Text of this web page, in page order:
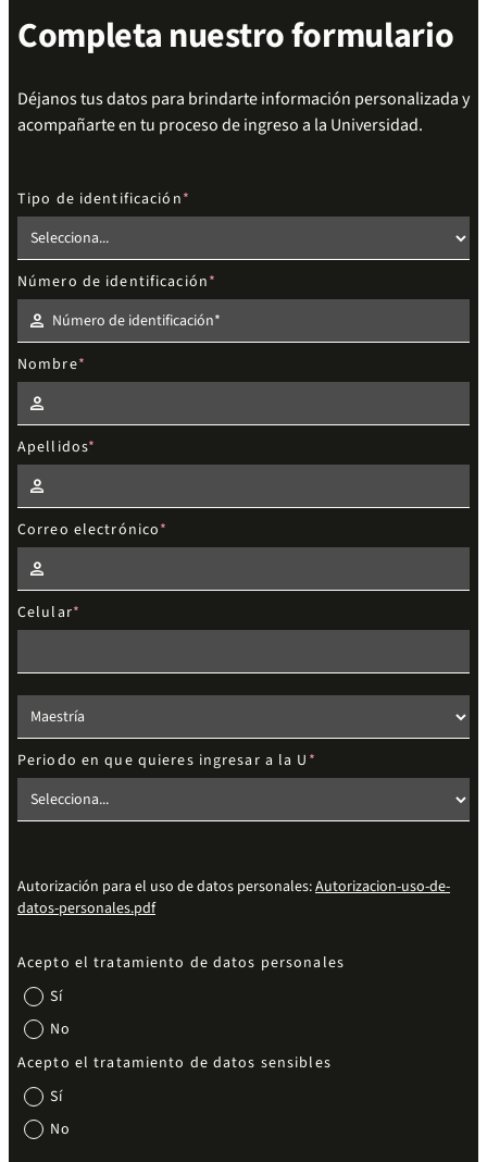
Completa nuestro formulario
Déjanos tus datos para brindarte información personalizada y
acompañarte en tu proceso de ingreso a la Universidad.
Tipo de identificación
Número de identificación
Nombre
Apellidos
Correo electrónico
Celular
Elige el nivel de estudios
Periodo en que quieres ingresar a la U
Autorización para el uso de datos personales:Autorizacion-uso-de-
datos-personales.pdf
Acepto el tratamiento de datos personales
Sí
No
Acepto el tratamiento de datos sensibles
Sí
No